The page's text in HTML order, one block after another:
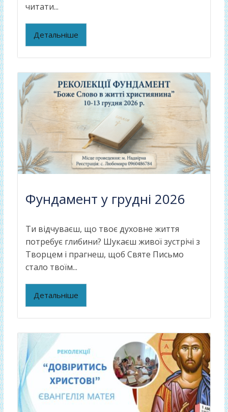
читати...
Детальніше
Фундамент у грудні 2026
Ти відчуваєш, що твоє духовне життя
потребує глибини? Шукаєш живої зустрічі з
Творцем і прагнеш, щоб Святе Письмо
стало твоїм...
Детальніше